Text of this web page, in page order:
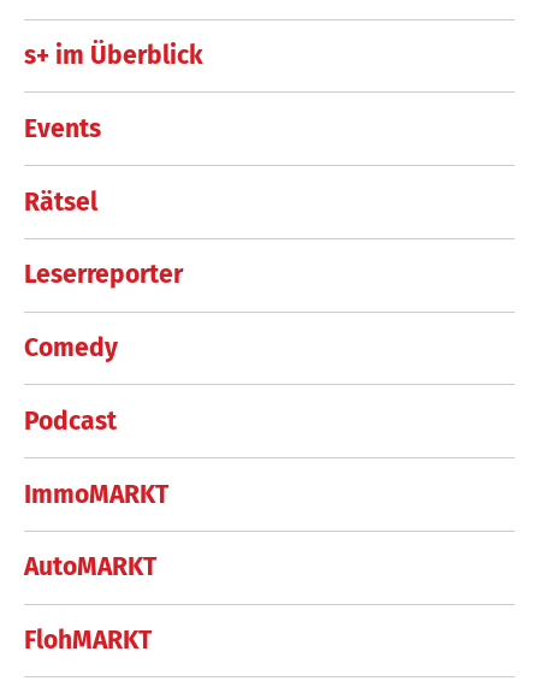
s+ im Überblick
Events
Rätsel
Leserreporter
Comedy
Podcast
ImmoMARKT
AutoMARKT
FlohMARKT